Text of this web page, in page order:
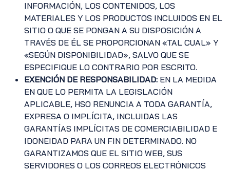
INFORMACIÓN, LOS CONTENIDOS, LOS
MATERIALES Y LOS PRODUCTOS INCLUIDOS EN EL
SITIO O QUE SE PONGAN A SU DISPOSICIÓN A
TRAVÉS DE ÉL SE PROPORCIONAN «TAL CUAL» Y
«SEGÚN DISPONIBILIDAD», SALVO QUE SE
ESPECIFIQUE LO CONTRARIO POR ESCRITO.
EXENCIÓN DE RESPONSABILIDAD: EN LA MEDIDA
EN QUE LO PERMITA LA LEGISLACIÓN
APLICABLE, HSO RENUNCIA A TODA GARANTÍA,
EXPRESA O IMPLÍCITA, INCLUIDAS LAS
GARANTÍAS IMPLÍCITAS DE COMERCIABILIDAD E
IDONEIDAD PARA UN FIN DETERMINADO. NO
GARANTIZAMOS QUE EL SITIO WEB, SUS
SERVIDORES O LOS CORREOS ELECTRÓNICOS